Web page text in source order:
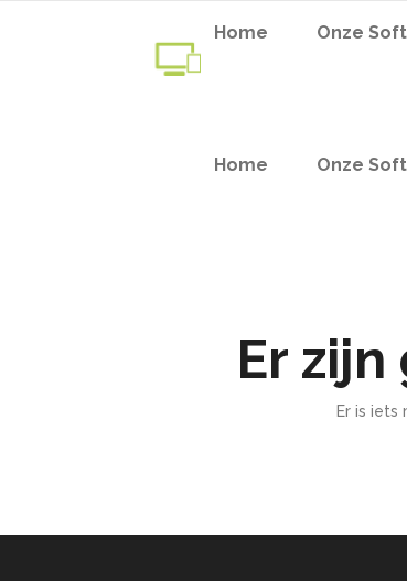
Home Onze
Home Onze
Er
Er is